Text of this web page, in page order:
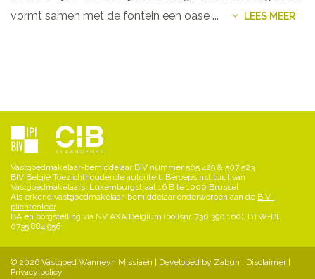
vormt samen met de fontein een oase ... LEES MEER
Vastgoedmakelaar-bemiddelaar BIV nummer 505 429 & 507 523
BIV België Toezichthoudende autoriteit: Beroepsinstituut van
Vastgoedmakelaars, Luxemburgstraat 16 B te 1000 Brussel
Als erkend vastgoedmakelaar-bemiddelaar onderworpen aan de BIV-
plichtenleer
BA en borgstelling via NV AXA Belgium (polisnr. 730.390.160), BTW-BE
0735 884 956
© 2026 Vastgoed Wanneyn Missiaen | Developed by Zabun Disclaimer|
Privacy policy